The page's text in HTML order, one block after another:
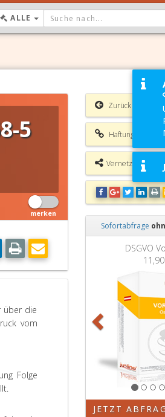
ALLE DROPDOWN: GEWÄHLTER
5
merken
über die
vom
Folge
Zurück
Sofortabfrage
DSGVO Vorlagen
11,90 €
Zurück